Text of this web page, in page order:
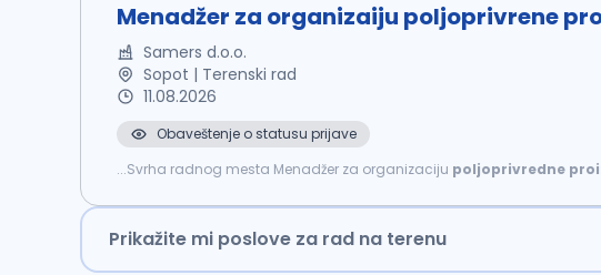
Menadžer za organizaiju poljoprivrene
Samers d.o.o.
Sopot | Terenski rad
11.08.2026
Obaveštenje o statusu prijave
...Svrha radnog mesta Menadžer za organizaciju poljoprivredne
Prikažite mi poslove za rad na terenu